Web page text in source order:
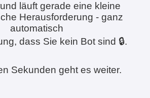
läuft gerade eine kleine
Herausforderung - ganz
automatisch
dass Sie kein Bot sind 🔒.
Sekunden geht es weiter.